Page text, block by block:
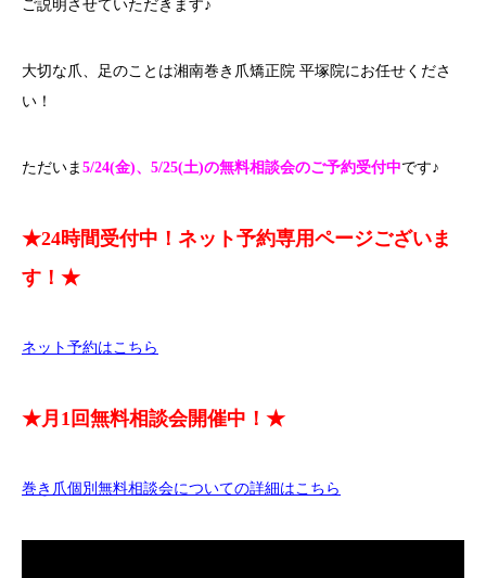
ご説明させていただきます♪
大切な爪、足のことは湘南巻き爪矯正院 平塚院にお任せくださ
い！
ただいま 5/24(金)、5/25(土)の無料相談会のご予約受付中です♪
★24時間受付中！ネット予約専用ページございま
す！★
ネット予約はこちら
★月1回無料相談会開催中！★
巻き爪個別無料相談会についての詳細はこちら